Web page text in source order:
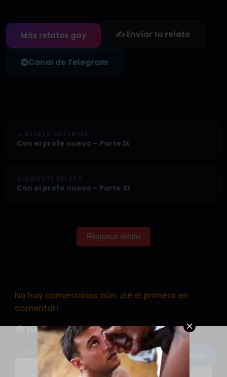
Más relatos gay ✍️ Enviar tu relato
Canal de Telegram
Con el profe nuevo – Parte IX
Con el profe nuevo – Parte XI
Reportar relato
Escribe un comentario
No hay comentarios aún. ¡Sé el primero en
comentar!
Deja tu comentario
Comentario